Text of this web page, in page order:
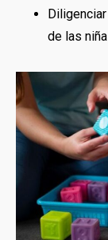
de las